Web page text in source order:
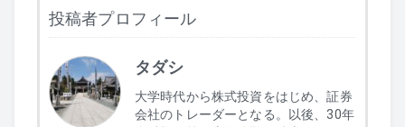
投稿者プロフィール
タダシ
大学時代から株式投資をはじめ、証券
会社のトレーダーとなる。以後、30年